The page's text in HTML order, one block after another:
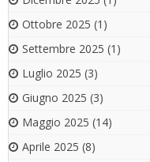
Ottobre 2025 (1)
Settembre 2025 (1)
Luglio 2025 (3)
Giugno 2025 (3)
Maggio 2025 (14)
Aprile 2025 (8)